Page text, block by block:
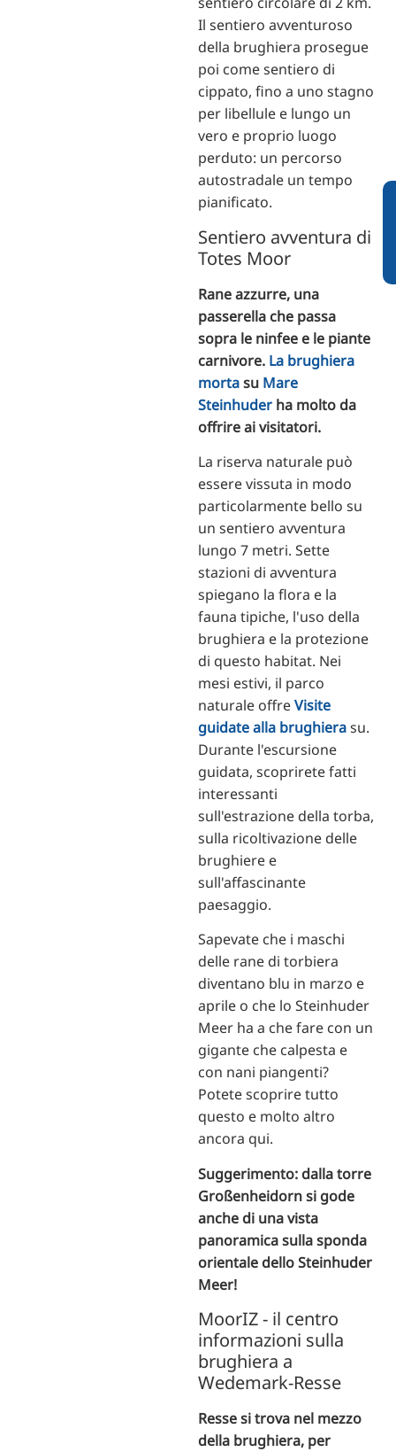
Il sentiero avventuroso
della brughiera prosegue
poi come sentiero di
cippato, fino a uno stagno
per libellule e lungo un
vero e proprio luogo
perduto: un percorso
autostradale un tempo
pianificato.
Sentiero avventura di
Totes Moor
Rane azzurre, una
passerella che passa
sopra le ninfee e le piante
carnivore. La brughiera
mortasu Mare
Steinhuder ha molto da
offrire ai visitatori.
La riserva naturale può
essere vissuta in modo
particolarmente bello su
un sentiero avventura
lungo 7 metri. Sette
stazioni di avventura
spiegano la flora e la
fauna tipiche, l'uso della
brughiera e la protezione
di questo habitat. Nei
mesi estivi, il parco
naturale offreVisite
guidate alla brughierasu.
Durante l'escursione
guidata, scoprirete fatti
interessanti
sull'estrazione della torba,
sulla ricoltivazione delle
brughiere e
sull'affascinante
paesaggio.
Sapevate che i maschi
delle rane di torbiera
diventano blu in marzo e
aprile o che lo Steinhuder
Meer ha a che fare con un
gigante che calpesta e
con nani piangenti?
Potete scoprire tutto
questo e molto altro
ancora qui.
Suggerimento: dalla torre
Großenheidorn si gode
anche di una vista
panoramica sulla sponda
orientale dello Steinhuder
Meer!
MoorIZ - il centro
informazioni sulla
brughiera a
Wedemark-Resse
Resse si trova nel mezzo
della brughiera, per